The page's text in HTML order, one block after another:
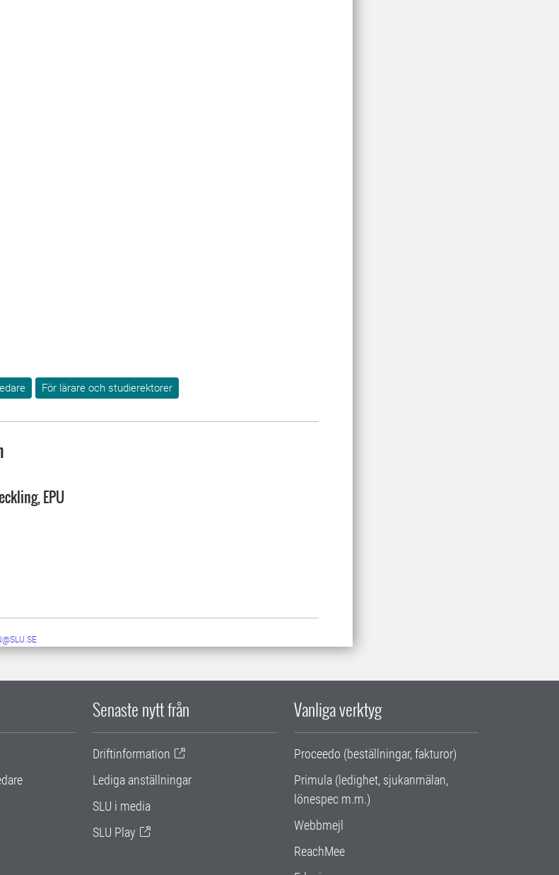
För lärare och studierektorer
EPU
Senaste nytt från
Driftinformation
Lediga anställningar
SLU i media
SLU Play
Vanliga verktyg
Proceedo (beställningar, fakturor)
Primula (ledighet, sjukanmälan,
lönespec m.m.)
Webbmejl
ReachMee